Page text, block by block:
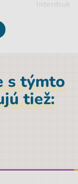
Krepové papiere
3 cm
3 cm
s týmto
tiež: